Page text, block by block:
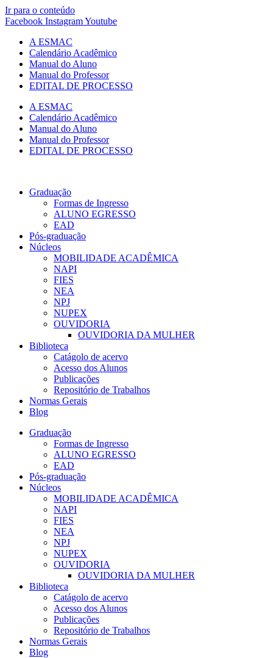
Ir para o conteúdo
Facebook InstagramYoutube
A ESMAC
Calendário Acadêmico
Manual do Aluno
Manual do Professor
EDITAL DE PROCESSO
A ESMAC
Calendário Acadêmico
Manual do Aluno
Manual do Professor
EDITAL DE PROCESSO
Graduação
Formas de Ingresso
ALUNO EGRESSO
EAD
Pós-graduação
Núcleos
MOBILIDADE ACADÊMICA
NAPI
FIES
NEA
NPJ
NUPEX
OUVIDORIA
OUVIDORIA DA MULHER
Biblioteca
Catágolo de acervo
Acesso dos Alunos
Publicações
Repositório de Trabalhos
Normas Gerais
Blog
Graduação
Formas de Ingresso
ALUNO EGRESSO
EAD
Pós-graduação
Núcleos
MOBILIDADE ACADÊMICA
NAPI
FIES
NEA
NPJ
NUPEX
OUVIDORIA
OUVIDORIA DA MULHER
Biblioteca
Catágolo de acervo
Acesso dos Alunos
Publicações
Repositório de Trabalhos
Normas Gerais
Blog